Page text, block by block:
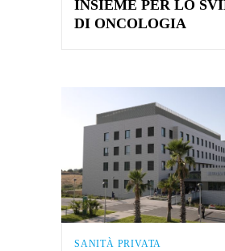
INSIEME PER LO
DI ONCOLOGIA
SANITÀ PRIVATA